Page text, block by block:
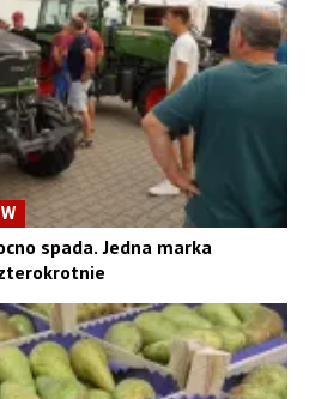
spada. Jedna marka